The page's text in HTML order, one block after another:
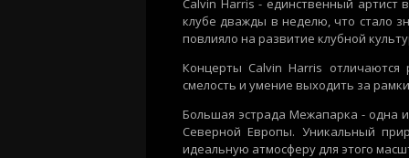
Calvin Harris - единственный артист
клубе дважды в неделю, что стало
повлияло на развитие клубной
Концерты Calvin Harris отличаются
смелость и умение выходить за
Большая эстрадаМежапарка - одна
Северной Европы. Уникальный
идеальную атмосферу для этого